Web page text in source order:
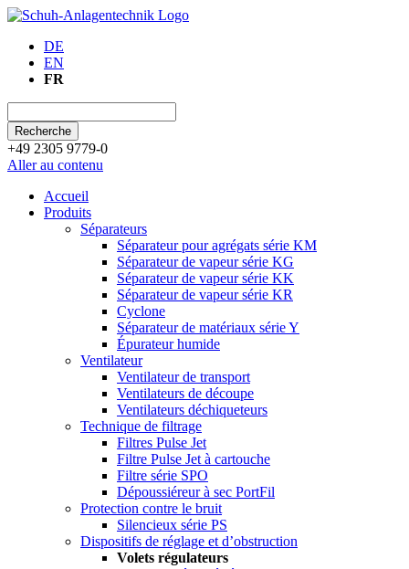
DE
EN
FR
Recherche
+49 2305 9779-0
Aller au contenu
Accueil
Produits
Séparateurs
Séparateur pour agrégats série KM
Séparateur de vapeur série KG
Séparateur de vapeur série KK
Séparateur de vapeur série KR
Cyclone
Séparateur de matériaux série Y
Épurateur humide
Ventilateur
Ventilateur de transport
Ventilateurs de découpe
Ventilateurs déchiqueteurs
Technique de filtrage
Filtres Pulse Jet
Filtre Pulse Jet à cartouche
Filtre série SPO
Dépoussiéreur à sec PortFil
Protection contre le bruit
Silencieux série PS
Dispositifs de réglage et d’obstruction
Volets régulateurs